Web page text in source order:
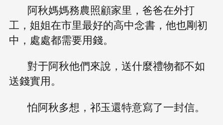
阿秋媽媽務農照顧家里，爸爸在外打
工，姐姐在市里最好的高中念書，他也剛初
中，處處都需要用錢。
對于阿秋他們來說，送什麼禮物都不如
送錢實用。
怕阿秋多想，祁玉還特意寫了一封信。